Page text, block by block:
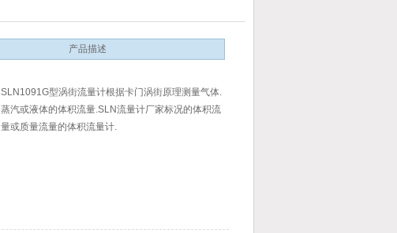
产品描述
SLN1091G型涡街流量计根据卡门涡街原理测量气体.
蒸汽或液体的体积流量.SLN流量计厂家标况的体积流
量或质量流量的体积流量计.